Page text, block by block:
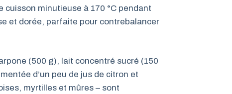
cuisson minutieuse à 170 °C pendant
et dorée, parfaite pour contrebalancer
(500 g), lait concentré sucré (150
d’un peu de jus de citron et
myrtilles et mûres – sont